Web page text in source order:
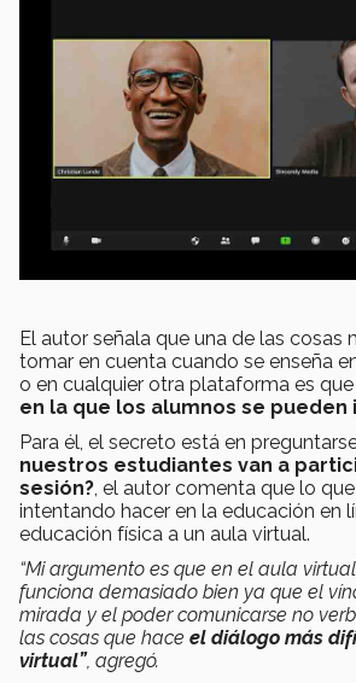
El autor señala que una de las cosas
tomar en cuenta cuando se enseña
o en cualquier otra plataforma es
en la que los alumnos se pueden
Para él, el secreto está en
nuestros estudiantes van a
sesión?, el autor comenta que lo
intentando hacer en la educación en
educación física a un aula virtual.
“Mi argumento es que en el aula
funciona demasiado bien ya que el
mirada y el poder comunicarse no
las cosas que hace el diálogo más
virtual”, agregó.